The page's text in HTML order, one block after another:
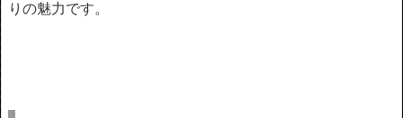
りの魅力です。